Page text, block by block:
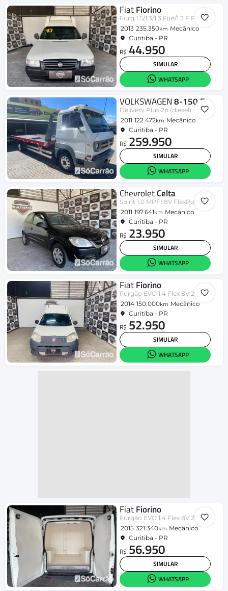
FiatFiorino
Furg.1.5/1.3/1.3 Fire/1.3 F.Flex
2013 235.350km Mecânico
Curitiba - PR
R$ 44.950
SIMULAR
WHATSAPP
VOLKSWAGEN8-150 E
Delivery Plus 2p (diesel)
2011 122.472km Mecânico
Curitiba - PR
R$ 259.950
SIMULAR
WHATSAPP
ChevroletCelta
Spirit 1.0 MPFI 8V FlexPower 3p
2011 197.641km Mecânico
Curitiba - PR
R$ 23.950
SIMULAR
WHATSAPP
FiatFiorino
Furgão EVO 1.4 Flex 8V 2p
2014 150.000km Mecânico
Curitiba - PR
R$ 52.950
SIMULAR
WHATSAPP
FiatFiorino
Furgão EVO 1.4 Flex 8V 2p
2015 321.340km Mecânico
Curitiba - PR
R$ 56.950
SIMULAR
WHATSAPP